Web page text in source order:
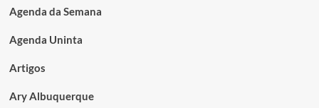
Agenda da Semana
Agenda Uninta
Artigos
Ary Albuquerque